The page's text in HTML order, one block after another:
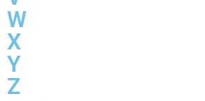
W
X
Y
Z